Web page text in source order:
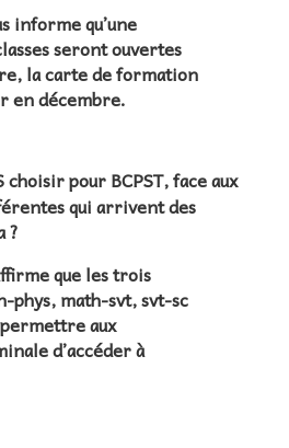
informe qu’une
seront ouvertes
la carte de formation
en décembre.
choisir pour BCPST, face aux
qui arrivent des
?
que les trois
phys, math-svt, svt-sc
aux
d’accéder à